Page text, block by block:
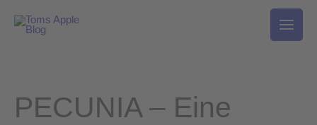
Inhalt
PECUNIA – Eine